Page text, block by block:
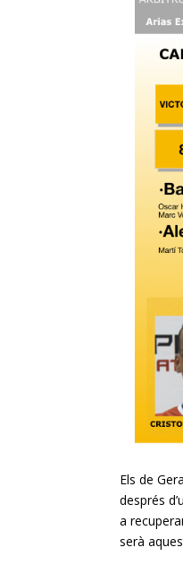
Els de
després
a
serà